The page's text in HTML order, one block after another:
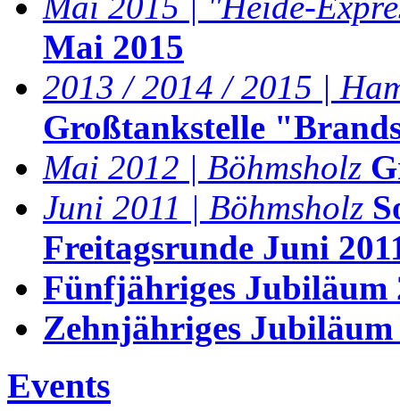
Mai 2015
2013 / 2014 / 2015 |
Großtankstelle
Mai 2012 | Böhmsholz
Juni 2011 | Böhmsholz
Freitagsrunde Juni
Fünfjähriges Jubiläum
Zehnjähriges Jubiläum
Events